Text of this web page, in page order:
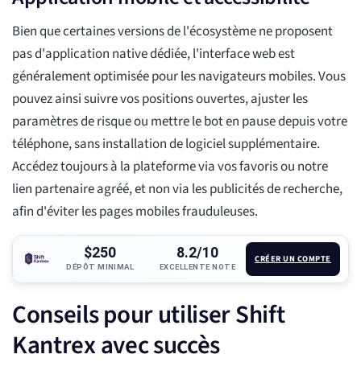
Bien que certaines versions de l'écosystème ne proposent
pas d'application native dédiée, l'interface web est
généralement optimisée pour les navigateurs mobiles. Vous
pouvez ainsi suivre vos positions ouvertes, ajuster les
paramètres de risque ou mettre le bot en pause depuis votre
téléphone, sans installation de logiciel supplémentaire.
Accédez toujours à la plateforme via vos favoris ou notre
lien partenaire agréé, et non via les publicités de recherche,
afin d'éviter les pages mobiles frauduleuses.
$250
DÉPÔT MINIMAL
8.2/10
EXCELLENTE NOTE
CRÉER UN COMPTE
Conseils pour utiliser Shift
Kantrex avec succès